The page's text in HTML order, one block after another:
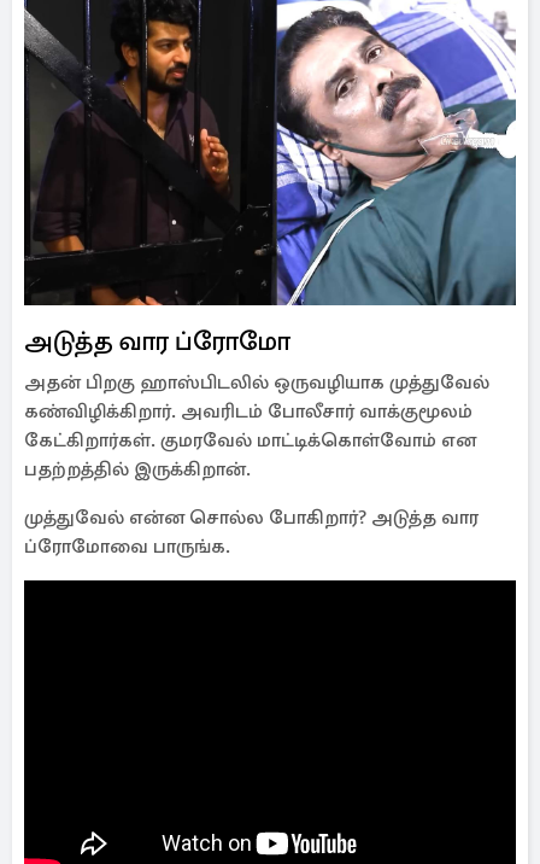
அடுத்த வார ப்ரோமோ
அதன் பிறகு ஹாஸ்பிடலில் ஒருவழியாக முத்துவேல்
கண்விழிக்கிறார். அவரிடம் போலீசார் வாக்குமூலம்
கேட்கிறார்கள். குமரவேல் மாட்டிக்கொள்வோம் என
பதற்றத்தில் இருக்கிறான்.
முத்துவேல் என்ன சொல்ல போகிறார்? அடுத்த வார
ப்ரோமோவை பாருங்க.